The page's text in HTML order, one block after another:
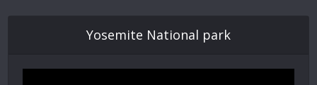
Yosemite National park